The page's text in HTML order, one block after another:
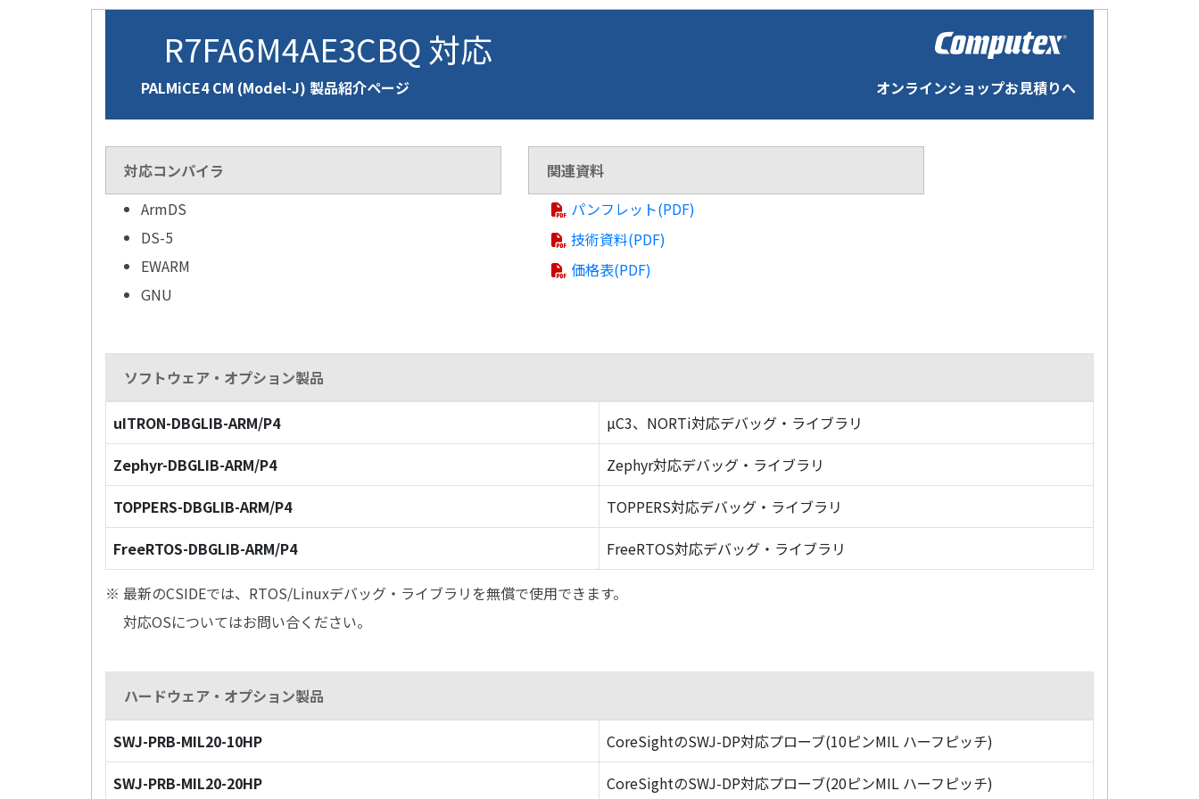
R7FA6M4AE3CBQ 対応
PALMiCE4 CM (Model-J) 製品紹介ページ オンラインショップお見積りへ
対応コンパイラ
ArmDS
DS-5
EWARM
GNU
関連資料
パンフレット(PDF)
技術資料(PDF)
価格表(PDF)
ソフトウェア・オプション製品
uITRON-DBGLIB-ARM/P4
µC3、NORTi対応デバッグ・ライブラリ
Zephyr-DBGLIB-ARM/P4
Zephyr対応デバッグ・ライブラリ
TOPPERS-DBGLIB-ARM/P4
TOPPERS対応デバッグ・ライブラリ
FreeRTOS-DBGLIB-ARM/P4
FreeRTOS対応デバッグ・ライブラリ
※ 最新のCSIDEでは、RTOS/Linuxデバッグ・ライブラリを無償で使用できます。
対応OSについてはお問い合ください。
ハードウェア・オプション製品
SWJ-PRB-MIL20-10HP
CoreSightのSWJ-DP対応プローブ(10ピンMIL ハーフピッチ)
SWJ-PRB-MIL20-20HP
CoreSightのSWJ-DP対応プローブ(20ピンMIL ハーフピッチ)